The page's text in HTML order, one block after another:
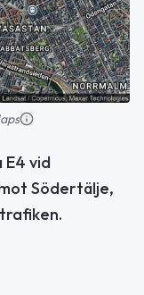
vid
Södertälje,